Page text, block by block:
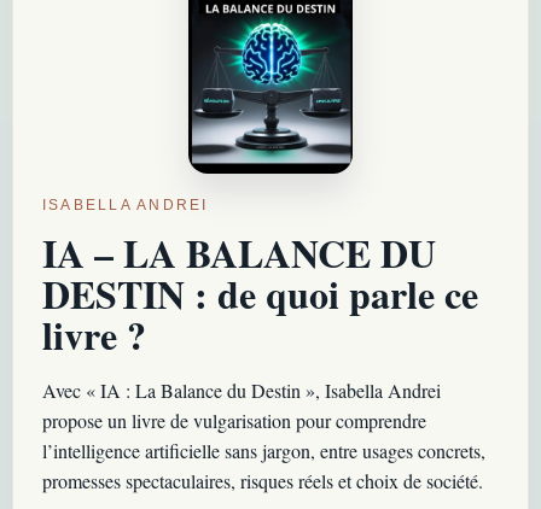
ISABELLA ANDREI
IA – LA BALANCE DU
DESTIN : de quoi parle ce
livre ?
Avec « IA : La Balance du Destin », Isabella Andrei
propose un livre de vulgarisation pour comprendre
l’intelligence artificielle sans jargon, entre usages concrets,
promesses spectaculaires, risques réels et choix de société.